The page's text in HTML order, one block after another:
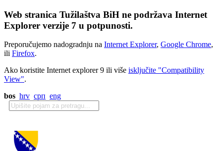
Web stranica Tužilaštva BiH ne podržava Internet
Explorer verzije 7 u potpunosti.
Preporučujemo nadogradnju na Internet Explorer, Google Chrome,
ili Firefox.
Ako koristite Internet explorer 9 ili više isključite "Compatibility
View".
bos hrv срп eng